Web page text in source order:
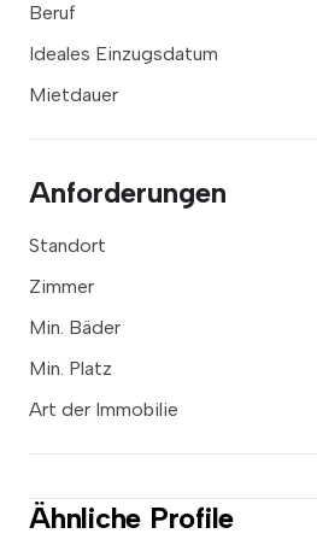
Beruf
Ideales Einzugsdatum
Mietdauer
Anforderungen
Standort
Zimmer
Min. Bäder
Min. Platz
Art der Immobilie
Ähnliche Profile